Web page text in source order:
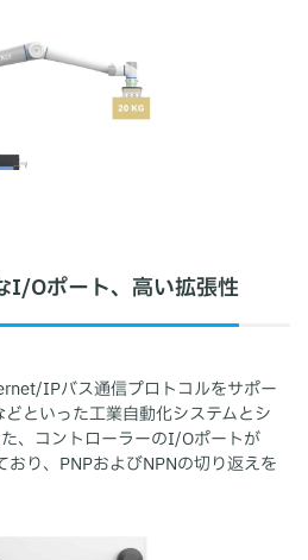
I/Oポート、高い拡張性
IPバス通信プロトコルをサポー
どといった工業自動化システムとシ
、コントローラーのI/Oポートが
り、PNPおよびNPNの切り返えを